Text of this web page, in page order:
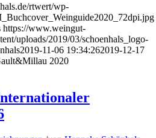
rtwert/wp-
https://www.weingut-
uploads/2019/03/schoenhals_logo-
2019-11-06 19:34:262019-12-17
2020